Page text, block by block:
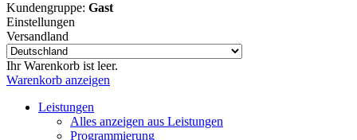
Kundengruppe: Gast
Einstellungen
Versandland
Ihr Warenkorb ist leer.
Warenkorb anzeigen
Leistungen
Alles anzeigen aus Leistungen
Programmierung